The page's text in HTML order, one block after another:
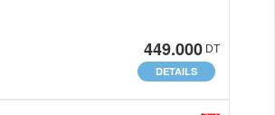
449.000 DT
DETAILS